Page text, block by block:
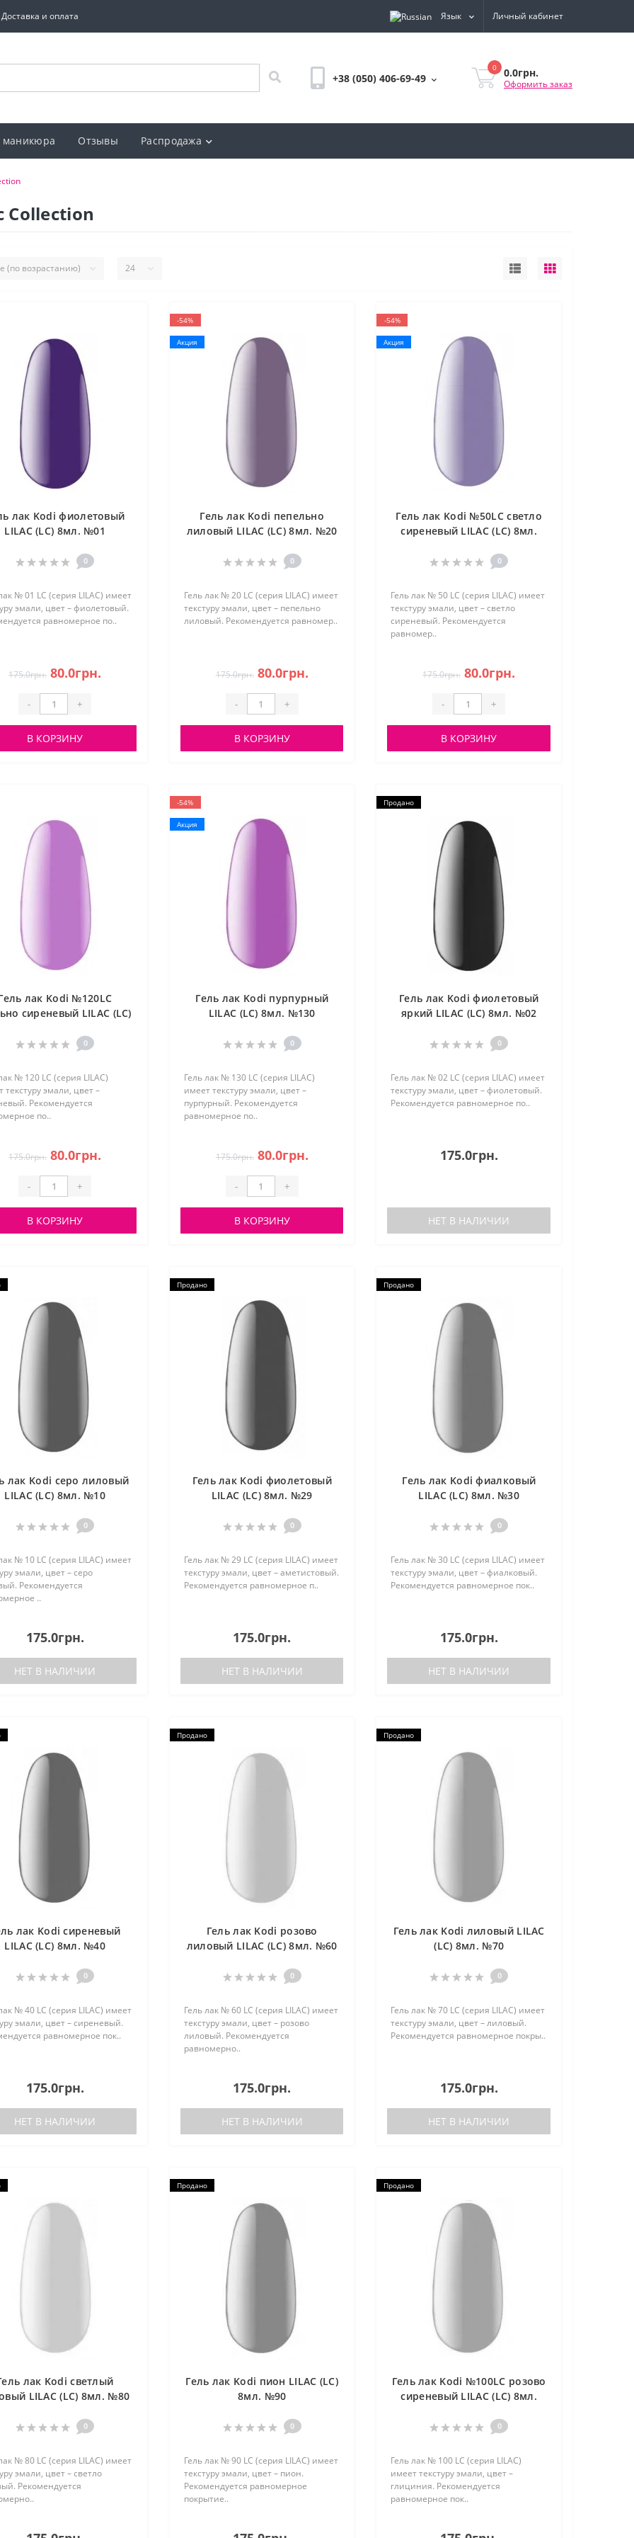
Доставка и оплата Язык Личный кабинет
+38 (050) 406-69-49
0 0.0грн.
Оформить заказ
маникюра Отзывы Распродажа
Collection
лак Kodi фиолетовый
LILAC (LC) 8мл. №01
0
№ 01 LC (серия LILAC) имеет
эмали, цвет – фиолетовый.
равномерное по..
175.0грн. 80.0грн.
- +
В КОРЗИНУ
-54%
Акция
Гель лак Kodi пепельно
лиловый LILAC (LC) 8мл. №20
0
Гель лак № 20 LC (серия LILAC) имеет
текстуру эмали, цвет – пепельно
лиловый. Рекомендуется равномер..
175.0грн. 80.0грн.
- +
В КОРЗИНУ
-54%
Акция
Гель лак Kodi №50LC светло
сиреневый LILAC (LC) 8мл.
0
Гель лак № 50 LC (серия LILAC) имеет
текстуру эмали, цвет – светло
сиреневый. Рекомендуется
равномер..
175.0грн. 80.0грн.
- +
В КОРЗИНУ
лак Kodi №120LC
сиреневый LILAC (LC)
0
№ 120 LC (серия LILAC)
текстуру эмали, цвет –
Рекомендуется
по..
175.0грн. 80.0грн.
- +
В КОРЗИНУ
-54%
Акция
Гель лак Kodi пурпурный
LILAC (LC) 8мл. №130
0
Гель лак № 130 LC (серия LILAC)
имеет текстуру эмали, цвет –
пурпурный. Рекомендуется
равномерное по..
175.0грн. 80.0грн.
- +
В КОРЗИНУ
Продано
Гель лак Kodi фиолетовый
яркий LILAC (LC) 8мл. №02
0
Гель лак № 02 LC (серия LILAC) имеет
текстуру эмали, цвет – фиолетовый.
Рекомендуется равномерное по..
175.0грн.
НЕТ В НАЛИЧИИ
лак Kodi серо лиловый
LILAC (LC) 8мл. №10
0
№ 10 LC (серия LILAC) имеет
эмали, цвет – серо
Рекомендуется
..
175.0грн.
НЕТ В НАЛИЧИИ
Продано
Гель лак Kodi фиолетовый
LILAC (LC) 8мл. №29
0
Гель лак № 29 LC (серия LILAC) имеет
текстуру эмали, цвет – аметистовый.
Рекомендуется равномерное п..
175.0грн.
НЕТ В НАЛИЧИИ
Продано
Гель лак Kodi фиалковый
LILAC (LC) 8мл. №30
0
Гель лак № 30 LC (серия LILAC) имеет
текстуру эмали, цвет – фиалковый.
Рекомендуется равномерное пок..
175.0грн.
НЕТ В НАЛИЧИИ
лак Kodi сиреневый
LILAC (LC) 8мл. №40
0
№ 40 LC (серия LILAC) имеет
эмали, цвет – сиреневый.
равномерное пок..
175.0грн.
НЕТ В НАЛИЧИИ
Продано
Гель лак Kodi розово
лиловый LILAC (LC) 8мл. №60
0
Гель лак № 60 LC (серия LILAC) имеет
текстуру эмали, цвет – розово
лиловый. Рекомендуется
равномерно..
175.0грн.
НЕТ В НАЛИЧИИ
Продано
Гель лак Kodi лиловый LILAC
(LC) 8мл. №70
0
Гель лак № 70 LC (серия LILAC) имеет
текстуру эмали, цвет – лиловый.
Рекомендуется равномерное покры..
175.0грн.
НЕТ В НАЛИЧИИ
лак Kodi светлый
LILAC (LC) 8мл. №80
0
№ 80 LC (серия LILAC) имеет
эмали, цвет – светло
Рекомендуется
Продано
Гель лак Kodi пион LILAC (LC)
8мл. №90
0
Гель лак № 90 LC (серия LILAC) имеет
текстуру эмали, цвет – пион.
Рекомендуется равномерное
покрытие..
Продано
Гель лак Kodi №100LC розово
сиреневый LILAC (LC) 8мл.
0
Гель лак № 100 LC (серия LILAC)
имеет текстуру эмали, цвет –
глициния. Рекомендуется
равномерное пок..